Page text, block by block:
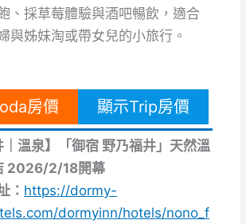
、採草莓體驗與酒吧暢飲，適合
與姊妹淘或帶女兒的小旅行。
房價 顯示Trip房價
｜溫泉】「御宿 野乃福井」天然溫
2026/2/18開幕
： https://dormy-
dormyinn/hotels/nono_f